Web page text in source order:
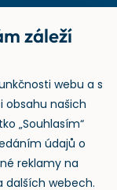
záleží
webu a s
obsahu našich
„Souhlasím“
údajů o
reklamy na
webech.